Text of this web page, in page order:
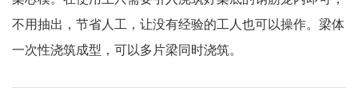
不用抽出，节省人工，让没有经验的工人也可以操作。梁体
一次性浇筑成型，可以多片梁同时浇筑。